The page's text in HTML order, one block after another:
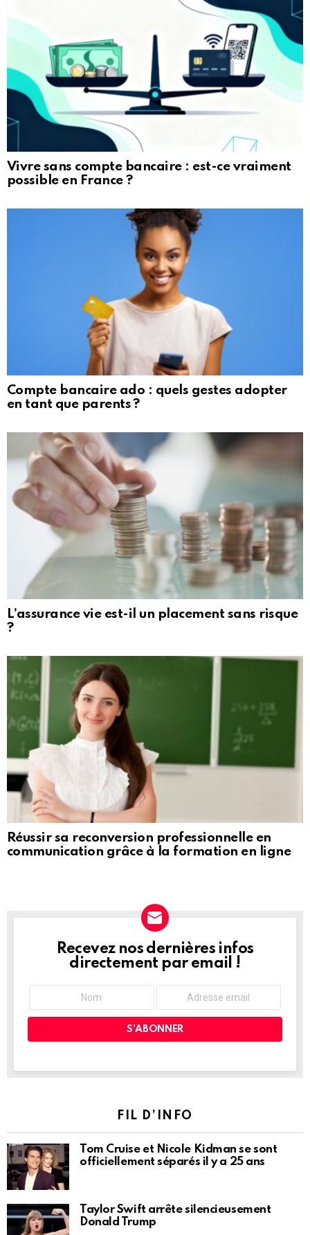
Vivre sans compte bancaire : est-ce vraiment
possible en France ?
Compte bancaire ado : quels gestes adopter
en tant que parents ?
L’assurance vie est-il un placement sans risque
?
Réussir sa reconversion professionnelle en
communication grâce à la formation en ligne
NEWSLETTER
Recevez nos dernières infos
directement par email !
FIL D’INFO
Tom Cruise et Nicole Kidman se sont
officiellement séparés il y a 25 ans
Taylor Swift arrête silencieusement
Donald Trump